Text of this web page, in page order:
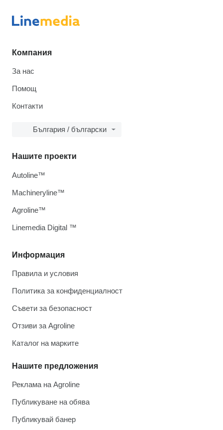
Компания
За нас
Помощ
Контакти
България / български
Информация
Правила и условия
Политика за конфиденциалност
Съвети за безопасност
Отзиви за Agroline
Каталог на марките
Нашите предложения
Реклама на Agroline
Публикуване на обява
Публикувай банер
Нашите проекти
Autoline™
Machineryline™
Agroline™
Linemedia Digital ™